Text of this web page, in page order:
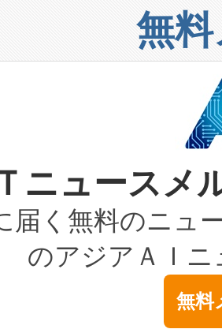
商用化段階におけ
よび立ち上げ調整
Enzeneのバイオ
製品について、自
可能性もあります
～4億ドルかか
者（CEO）であ
のfully-connected
すれば、6,000万
の効率性は、フェ
るデータセンター
大きな負担をかけ
担軽減という課題
迅速にし、ピーク
利用可能な電力容
う貢献します。こ
契約（SLA）違
の劣化によるダウ
データセンターが
provides a
ン「Avia 2」を発
、1,000メート
を切り替えるこ
枝などの細かな対
スポットにより、
も豊かなディテー
範囲を検出
レーザーを搭載。
化を実現すること
無
ニュース
届く無料のニュ
のアジアＡＩ
無料